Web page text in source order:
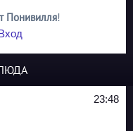
Понивилля!
23:48